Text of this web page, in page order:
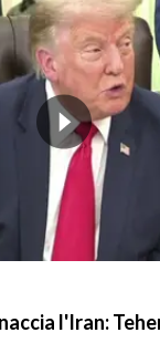
l'Iran: